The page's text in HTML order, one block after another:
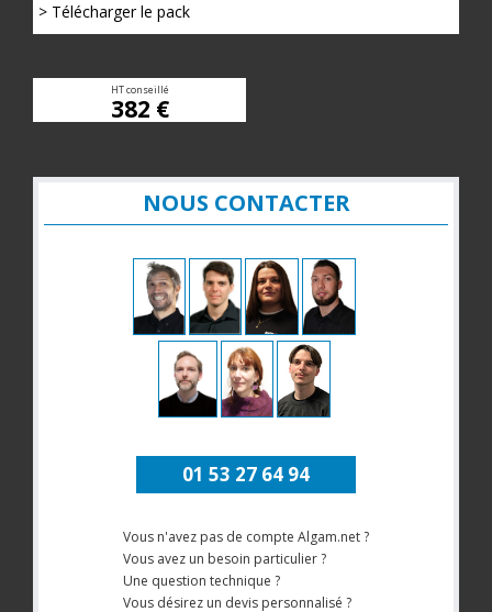
> Télécharger le pack
HT conseillé
382 €
NOUS CONTACTER
01 53 27 64 94
Vous n'avez pas de compte Algam.net ?
Vous avez un besoin particulier ?
Une question technique ?
Vous désirez un devis personnalisé ?